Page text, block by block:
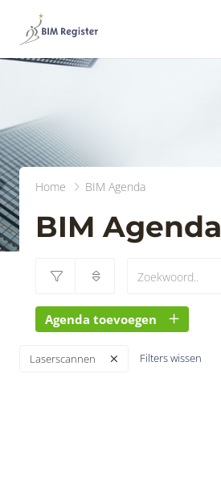
Home BIM Agenda
BIM Agenda
Agenda toevoegen
Laserscannen Filters wissen